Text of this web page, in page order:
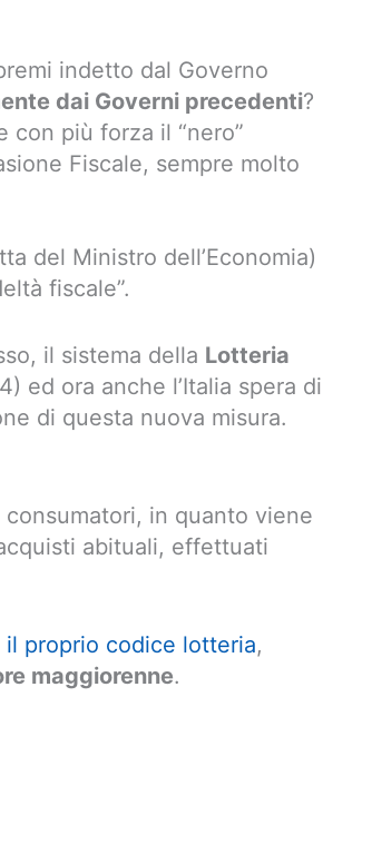
indetto dal Governo
dai Governi precedenti?
con più forza il “nero”
Fiscale, sempre molto
del Ministro dell’Economia)
fiscale”.
il sistema della Lotteria
ed ora anche l’Italia spera di
di questa nuova misura.
in quanto viene
abituali, effettuati
il proprio codice lotteria,
maggiorenne.